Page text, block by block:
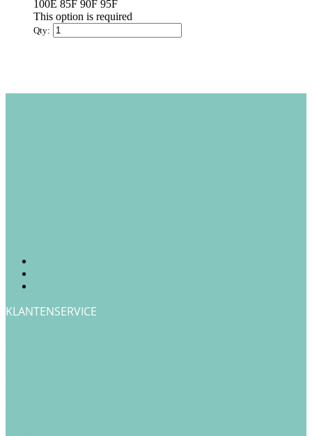
kan
de
100E 85F 90F 95F
This option is required
Qty:
KLANTENSERVICE